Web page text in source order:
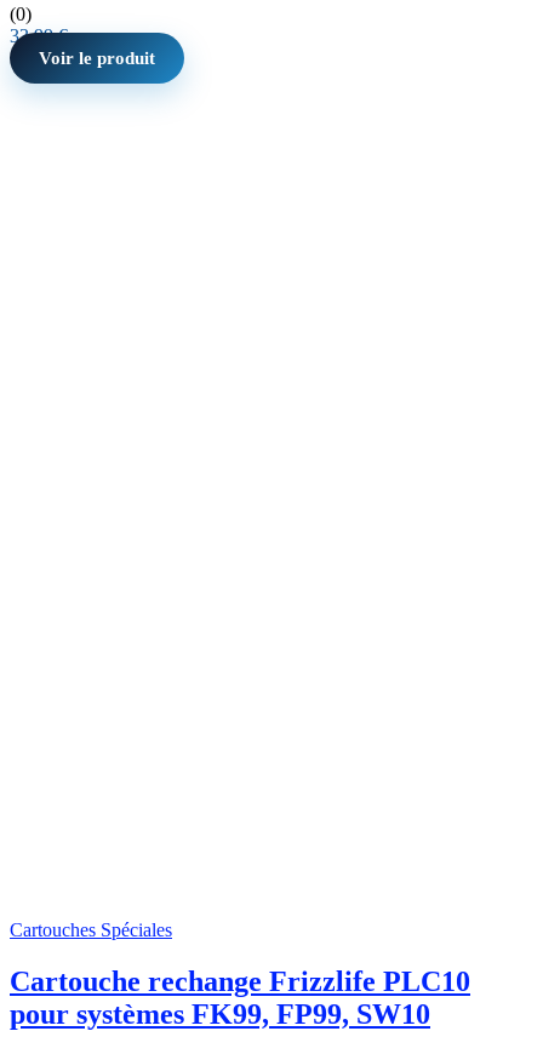
(0)
33,99€
Voir le produit
Cartouches Spéciales
Cartouche rechange Frizzlife PLC10
pour systèmes FK99, FP99, SW10